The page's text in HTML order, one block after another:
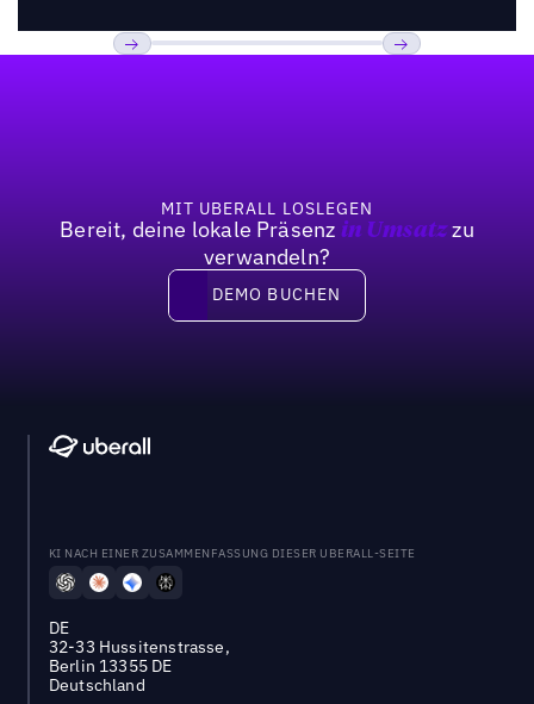
MIT UBERALL LOSLEGEN
Bereit, deine lokale Präsenz in Umsatzzu
verwandeln?
DEMO BUCHEN
DEMO BUCHEN
KI NACH EINER ZUSAMMENFASSUNG DIESER UBERALL-SEITE
DE
32-33 Hussitenstrasse,
Berlin 13355 DE
Deutschland